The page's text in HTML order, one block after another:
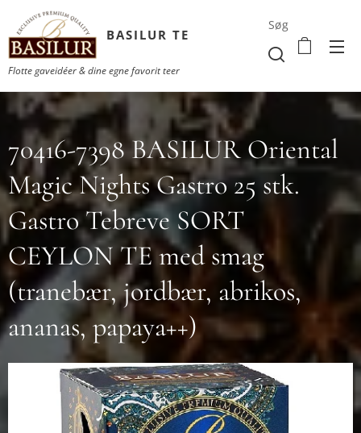
BASILUR TE
Flotte gaveidéer & dine egne favorit teer
Søg
70416-7398 BASILUR Oriental
Magic Nights Gastro 25 stk.
Gastro Tebreve SORT
CEYLON TE med smag
(tranebær, jordbær, abrikos,
ananas, papaya++)